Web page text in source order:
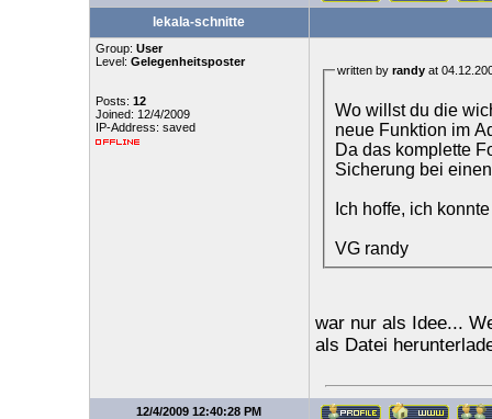
lekala-schnitte
Group: User
Level: Gelegenheitsposter
Posts: 12
Joined: 12/4/2009
IP-Address: saved
written by randyat
Wo willst du die
neue Funktion im
Da das komplette
Sicherung bei
Ich hoffe, ich
VG randy
war nur als Idee...
als Datei
12/4/2009 12:40:28 PM